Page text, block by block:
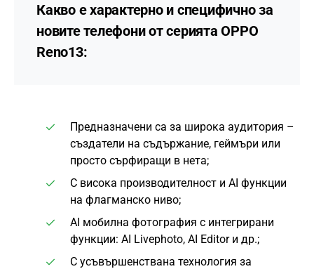
Какво е характерно и специфично за
новите телефони от серията OPPO
Reno13:
Предназначени са за широка аудитория –
създатели на съдържание, геймъри или
просто сърфиращи в нета;
С висока производителност и AI функции
на флагманско ниво;
AI мобилна фотография с интегрирани
функции: AI Livephoto, AI Editor и др.;
С усъвършенствана технология за